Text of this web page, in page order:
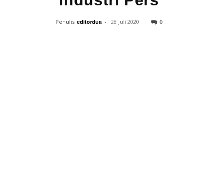
Penulis editordua - 28 Juli 2020 0